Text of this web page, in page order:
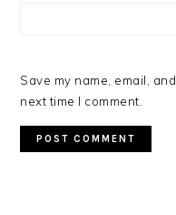
Save my name, email,
next time I comment.